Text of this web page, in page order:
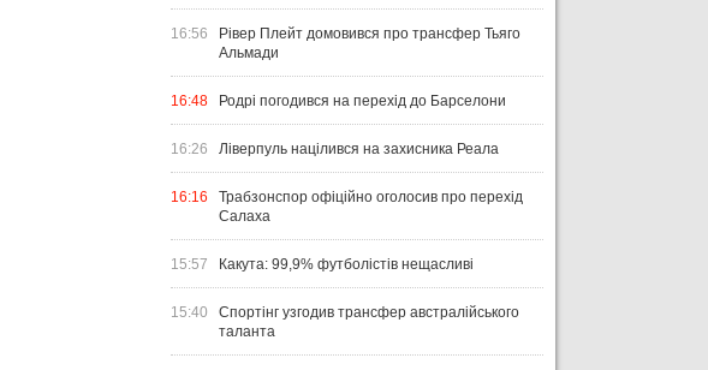
16:56
Рівер Плейт домовився про трансфер Тьяго
Альмади
16:48 Родрі погодився на перехід до Барселони
16:26 Ліверпуль націлився на захисника Реала
16:16
Трабзонспор офіційно оголосив про перехід
Салаха
15:57 Какута: 99,9% футболістів нещасливі
15:40
Спортінг узгодив трансфер австралійського
таланта